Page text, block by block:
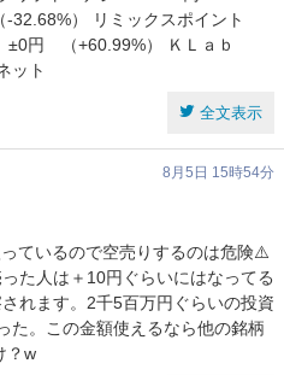
32.68%） リミックスポイント
円 （+60.99%） ＫＬａｂ
ット
全文表示
8月5日 15時54分
ているので空売りするのは危険⚠️
た人は＋10円ぐらいにはなってる
れます。2千5百万円ぐらいの投資
。この金額使えるなら他の銘柄
？w